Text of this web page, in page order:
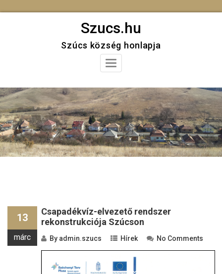
Szucs.hu
Szúcs község honlapja
Toggle
13
márc
Csapadékvíz-elvezető rendszer
rekonstrukciója Szúcson
By admin.szucs Hírek No Comments